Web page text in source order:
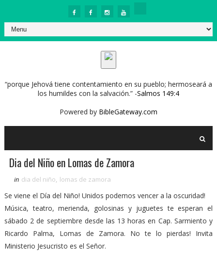
“porque Jehová tiene contentamiento en su pueblo; hermoseará a
los humildes con la salvación.” -Salmos 149:4
Powered by BibleGateway.com
Dia del Niño en Lomas de Zamora
in dia del niño, lomas de zamora
Se viene el Día del Niño! Unidos podemos vencer a la oscuridad!
Música, teatro, merienda, golosinas y juguetes te esperan el
sábado 2 de septiembre desde las 13 horas en Cap. Sarmiento y
Ricardo Palma, Lomas de Zamora. No te lo pierdas! Invita
Ministerio Jesucristo es el Señor.